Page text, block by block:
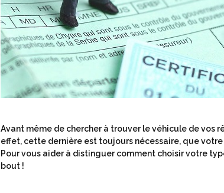
Avant même de chercher à trouver le véhicule de vos
effet, cette dernière est toujours nécessaire, que
Pour vous aider à distinguer comment choisir votre
bout !